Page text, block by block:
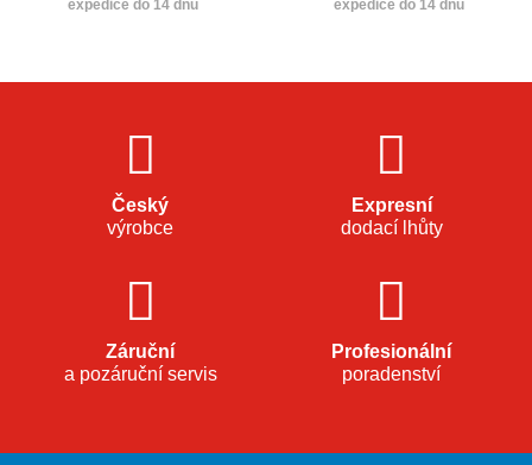
expedice do 14 dnů expedice do 14 dnů
Český
výrobce
Expresní
dodací lhůty
Záruční
a pozáruční servis
Profesionální
poradenství